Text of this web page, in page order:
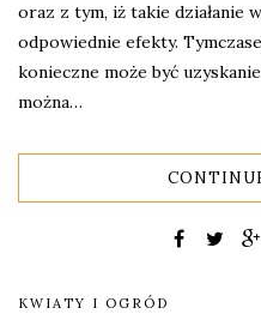
oraz z tym, iż takie działanie
odpowiednie efekty.
konieczne może być
można…
KWIATY I OGRÓD